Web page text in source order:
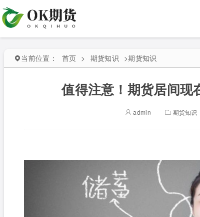
当前位置： 首页 > 期货知识 >期货知识
值得注意！期货居间现
admin 期货知识